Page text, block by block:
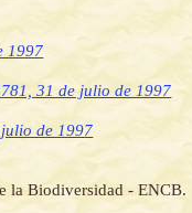
1997
31 de julio de 1997
de 1997
la Biodiversidad - ENCB.